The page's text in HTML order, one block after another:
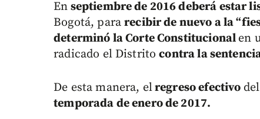
En septiembre de 2016 deberá estar
Bogotá, pararecibir de nuevo a la
determinó la Corte Constitucional en
radicado el Distritocontra la
De esta manera, elregreso efectivo
temporada de enero de 2017.